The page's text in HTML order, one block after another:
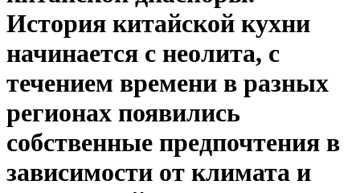
История китайской кухни
начинается с неолита, с
течением времени в разных
регионах появились
собственные предпочтения в
зависимости от климата и